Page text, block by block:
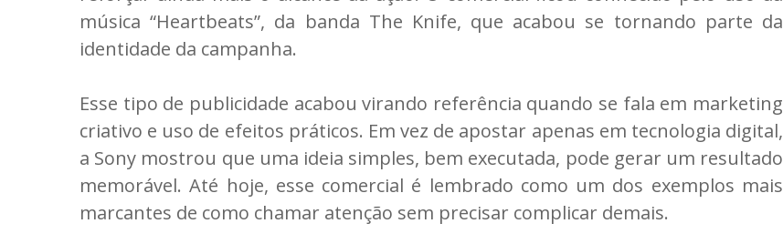
música “Heartbeats”, da banda The Knife, que acabou se tornando parte da
identidade da campanha.
Esse tipo de publicidade acabou virando referência quando se fala em marketing
criativo e uso de efeitos práticos. Em vez de apostar apenas em tecnologia digital,
a Sony mostrou que uma ideia simples, bem executada, pode gerar um resultado
memorável. Até hoje, esse comercial é lembrado como um dos exemplos mais
marcantes de como chamar atenção sem precisar complicar demais.